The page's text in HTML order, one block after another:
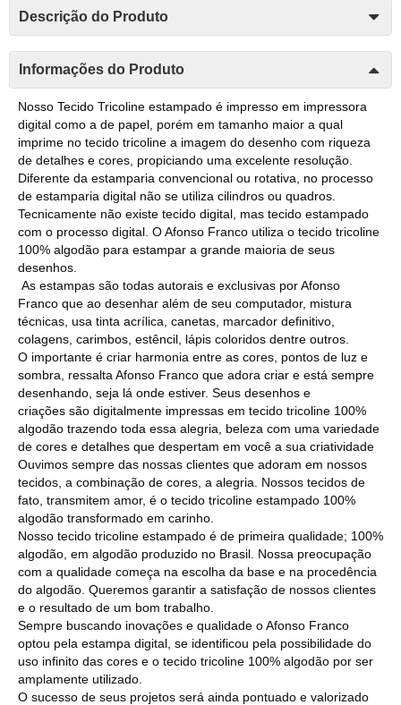
Descrição do Produto
Informações do Produto
Nosso Tecido Tricoline estampado é impresso em impressora
digital como a de papel, porém em tamanho maior a qual
imprime no tecido tricoline a imagem do desenho com riqueza
de detalhes e cores, propiciando uma excelente resolução.
Diferente da estamparia convencional ou rotativa, no processo
de estamparia digital não se utiliza cilindros ou quadros.
Tecnicamente não existe tecido digital, mas tecido estampado
com o processo digital. O Afonso Franco utiliza o tecido tricoline
100% algodão para estampar a grande maioria de seus
desenhos.
As estampas são todas autorais e exclusivas por Afonso
Franco que ao desenhar além de seu computador, mistura
técnicas, usa tinta acrílica, canetas, marcador definitivo,
colagens, carimbos, estêncil, lápis coloridos dentre outros.
O importante é criar harmonia entre as cores, pontos de luz e
sombra, ressalta Afonso Franco que adora criar e está sempre
desenhando, seja lá onde estiver. Seus desenhos e
criações são digitalmente impressas em tecido tricoline 100%
algodão trazendo toda essa alegria, beleza com uma variedade
de cores e detalhes que despertam em você a sua criatividade
Ouvimos sempre das nossas clientes que adoram em nossos
tecidos, a combinação de cores, a alegria. Nossos tecidos de
fato, transmitem amor, é o tecido tricoline estampado 100%
algodão transformado em carinho.
Nosso tecido tricoline estampado é de primeira qualidade; 100%
algodão, em algodão produzido no Brasil. Nossa preocupação
com a qualidade começa na escolha da base e na procedência
do algodão. Queremos garantir a satisfação de nossos clientes
e o resultado de um bom trabalho.
Sempre buscando inovações e qualidade o Afonso Franco
optou pela estampa digital, se identificou pela possibilidade do
uso infinito das cores e o tecido tricoline 100% algodão por ser
amplamente utilizado.
O sucesso de seus projetos será ainda pontuado e valorizado